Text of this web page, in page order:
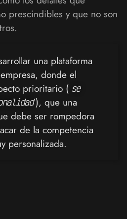
prescindibles y que no son
una plataforma
donde el
prioritario ( se
), que una
debe ser rompedora
de la competencia
personalizada.